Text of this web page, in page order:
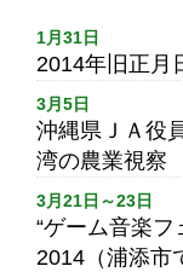
1月31日
2014年旧正月
3月5日
沖縄県ＪＡ役
湾の農業視察
3月21日～23日
“ゲーム音楽フ
2014（浦添市